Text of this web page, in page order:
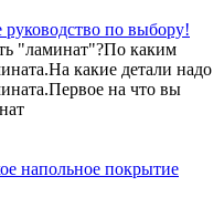
по выбору!
"ламинат"?По каким
какие детали надо
на что вы
напольное покрытие